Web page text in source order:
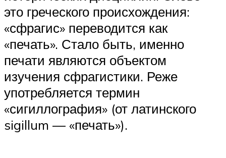
это греческого происхождения:
«сфрагис» переводится как
«печать». Стало быть, именно
печати являются объектом
изучения сфрагистики. Реже
употребляется термин
«сигиллография» (от латинского
sigillum — «печать»).